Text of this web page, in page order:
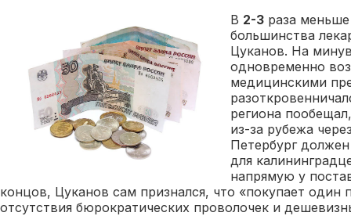
В 2-3 раза
большинства
Цуканов. На
одновременно
медицинскими
региона
из-за рубежа
Петербург
для
напрямую у
концов, Цуканов сам признался, что «покупает один
отсутствия бюрократических проволочек и